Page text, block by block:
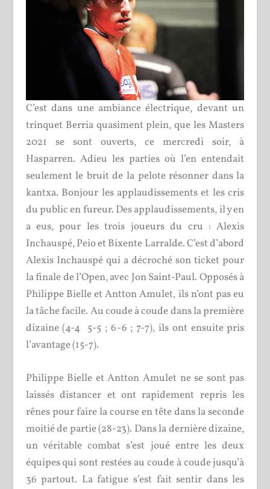
C’est dans une ambiance électrique, devant un
trinquet Berria quasiment plein, que les Masters
2021 se sont ouverts, ce mercredi soir, à
Hasparren. Adieu les parties où l’en entendait
seulement le bruit de la pelote résonner dans la
kantxa. Bonjour les applaudissements et les cris
du public en fureur. Des applaudissements, il y en
a eus, pour les trois joueurs du cru : Alexis
Inchauspé, Peio et Bixente Larralde. C’est d’abord
Alexis Inchauspé qui a décroché son ticket pour
la finale de l’Open, avec Jon Saint-Paul. Opposés à
Philippe Bielle et Antton Amulet, ils n’ont pas eu
la tâche facile. Au coude à coude dans la première
dizaine (4-4 5-5 ; 6-6 ; 7-7), ils ont ensuite pris
l’avantage (15-7).
Philippe Bielle et Antton Amulet ne se sont pas
laissés distancer et ont rapidement repris les
rênes pour faire la course en tête dans la seconde
moitié de partie (28-23). Dans la dernière dizaine,
un véritable combat s’est joué entre les deux
équipes qui sont restées au coude à coude jusqu’à
36 partout. La fatigue s’est fait sentir dans les